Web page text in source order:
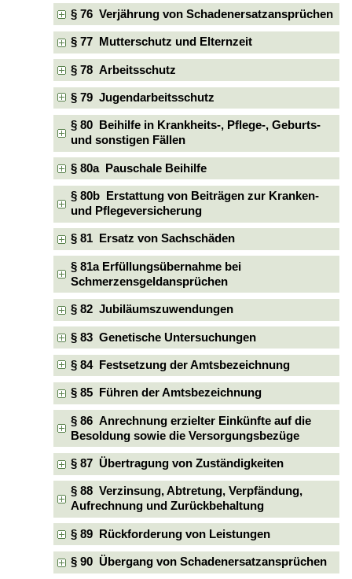
§ 76 Verjährung von Schadenersatzansprüchen
§ 77 Mutterschutz und Elternzeit
§ 78 Arbeitsschutz
§ 79 Jugendarbeitsschutz
§ 80 Beihilfe in Krankheits-, Pflege-, Geburts-
und sonstigen Fällen
§ 80a Pauschale Beihilfe
§ 80b Erstattung von Beiträgen zur Kranken-
und Pflegeversicherung
§ 81 Ersatz von Sachschäden
§ 81a Erfüllungsübernahme bei
Schmerzensgeldansprüchen
§ 82 Jubiläumszuwendungen
§ 83 Genetische Untersuchungen
§ 84 Festsetzung der Amtsbezeichnung
§ 85 Führen der Amtsbezeichnung
§ 86 Anrechnung erzielter Einkünfte auf die
Besoldung sowie die Versorgungsbezüge
§ 87 Übertragung von Zuständigkeiten
§ 88 Verzinsung, Abtretung, Verpfändung,
Aufrechnung und Zurückbehaltung
§ 89 Rückforderung von Leistungen
§ 90 Übergang von Schadenersatzansprüchen